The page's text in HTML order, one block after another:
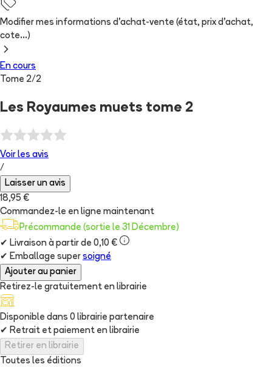
Modifier mes informations d'achat-vente (état, prix d'achat,
cote...)
En cours
Tome 2/2
Les Royaumes muets tome 2
Voir les avis
/
Laisser un avis
18,95 €
Commandez-le en ligne maintenant
Précommande (sortie le 31 Décembre)
✔ Livraison à partir de 0,10 €
✔ Emballage super soigné
Ajouter au panier
Retirez-le gratuitement en librairie
Disponible dans 0 librairie partenaire
✔ Retrait et paiement en librairie
Retirer en librairie
Toutes les éditions